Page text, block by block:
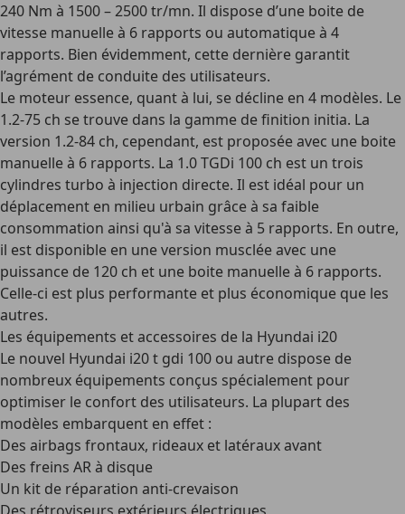
240 Nm à 1500 – 2500 tr/mn. Il dispose d’une boite de
vitesse manuelle à 6 rapports ou automatique à 4
rapports. Bien évidemment, cette dernière garantit
l’agrément de conduite des utilisateurs.
Le moteur essence, quant à lui, se décline en 4 modèles. Le
1.2-75 ch se trouve dans la gamme de finition initia. La
version 1.2-84 ch, cependant, est proposée avec une boite
manuelle à 6 rapports. La 1.0 TGDi 100 ch est un trois
cylindres turbo à injection directe. Il est idéal pour un
déplacement en milieu urbain grâce à sa faible
consommation ainsi qu'à sa vitesse à 5 rapports. En outre,
il est disponible en une version musclée avec une
puissance de 120 ch et une boite manuelle à 6 rapports.
Celle-ci est plus performante et plus économique que les
autres.
Les équipements et accessoires de la Hyundai i20
Le nouvel Hyundai i20 t gdi 100 ou autre dispose de
nombreux équipements conçus spécialement pour
optimiser le confort des utilisateurs. La plupart des
modèles embarquent en effet :
Des airbags frontaux, rideaux et latéraux avant
Des freins AR à disque
Un kit de réparation anti-crevaison